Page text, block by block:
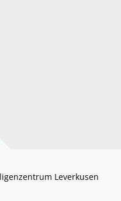
Leverkusen